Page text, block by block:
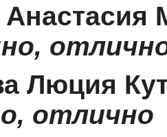
отлично